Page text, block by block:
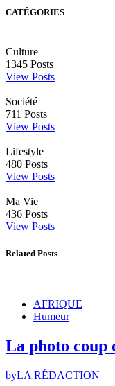
CATÉGORIES
Culture
1345 Posts
View Posts
Société
711 Posts
View Posts
Lifestyle
480 Posts
View Posts
Ma Vie
436 Posts
View Posts
Related Posts
AFRIQUE
Humeur
La photo coup
byLA RÉDACTION